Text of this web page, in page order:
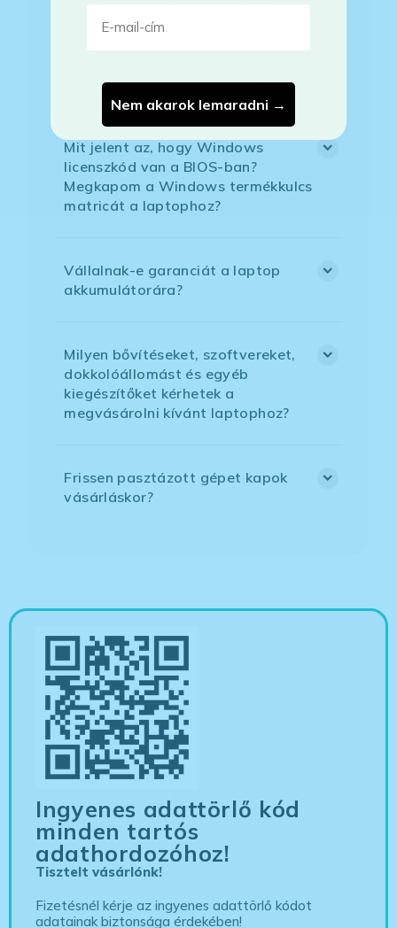
kiszemelt laptopot?
Áfás számlát tudnak adni?
Mit jelent az, hogy Windows
licenszkód van a BIOS-ban?
Megkapom a Windows termékkulcs
matricát a laptophoz?
Vállalnak-e garanciát a laptop
akkumulátorára?
Milyen bővítéseket, szoftvereket,
dokkolóállomást és egyéb
kiegészítőket kérhetek a
megvásárolni kívánt laptophoz?
Frissen pasztázott gépet kapok
vásárláskor?
Ingyenes adattörlő kód
minden tartós
adathordozóhoz!
Tisztelt vásárlónk!
Fizetésnél kérje az ingyenes adattörlő kódot
adatainak biztonsága érdekében!
Nem akarok lemaradni →